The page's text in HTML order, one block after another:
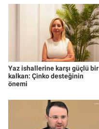
Yaz ishallerine karşı güçlü bir
kalkan: Çinko desteğinin
önemi